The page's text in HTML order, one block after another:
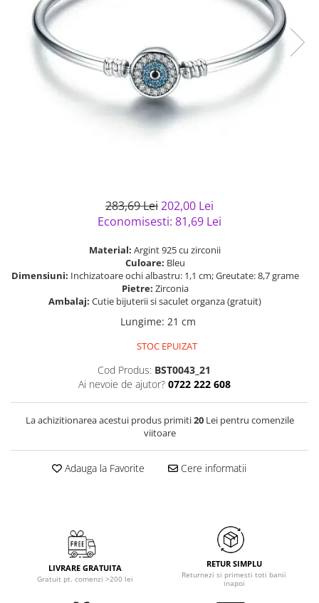
semipretioase
Bijuterii argint placat cu aur
Bijuterii argint cu diverse
materiale
Bijuterii argint cu murano
Bijuterii de Lux
Bijuterii gotice si rock
Bijuterii Handmade
Bijuterii fantezie
Casete si cutii de bijuterii
283,69 Lei202,00 Lei
Economisesti: 81,69 Lei
Material: Argint 925 cu zirconii
Culoare: Bleu
Dimensiuni: Inchizatoare ochi albastru: 1,1 cm; Greutate: 8,7 grame
Pietre: Zirconia
Ambalaj: Cutie bijuterii si saculet organza (gratuit)
Lungime: 21 cm
STOC EPUIZAT
Cod Produs: BST0043_21
Ai nevoie de ajutor? 0722 222 608
La achizitionarea acestui produs primiti20Lei pentru comenzile
viitoare
Adauga la Favorite Cere informatii
LIVRARE GRATUITA
Gratuit pt. comenzi >200 lei
RETUR SIMPLU
Returnezi si primesti toti banii
inapoi